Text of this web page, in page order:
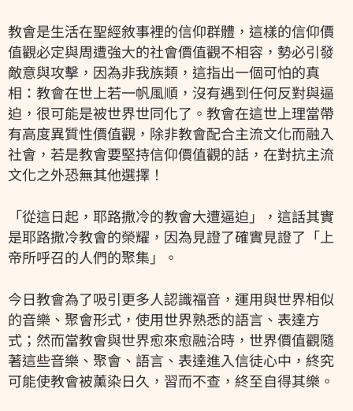
教會是生活在聖經敘事裡的信仰群體，這樣的信仰價
值觀必定與周遭強大的社會價值觀不相容，勢必引發
敵意與攻擊，因為非我族類，這指出一個可怕的真
相：教會在世上若一帆風順，沒有遇到任何反對與逼
迫，很可能是被世界世同化了。教會在這世上理當帶
有高度異質性價值觀，除非教會配合主流文化而融入
社會，若是教會要堅持信仰價值觀的話，在對抗主流
文化之外恐無其他選擇！
「從這日起，耶路撒冷的教會大遭逼迫」，這話其實
是耶路撒冷教會的榮耀，因為見證了確實見證了「上
帝所呼召的人們的聚集」。
今日教會為了吸引更多人認識福音，運用與世界相似
的音樂、聚會形式，使用世界熟悉的語言、表達方
式；然而當教會與世界愈來愈融洽時，世界價值觀隨
著這些音樂、聚會、語言、表達進入信徒心中，終究
可能使教會被薰染日久，習而不查，終至自得其樂。